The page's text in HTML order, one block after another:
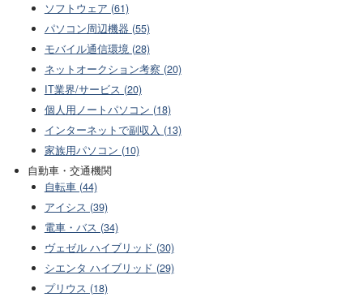
ソフトウェア (61)
パソコン周辺機器 (55)
モバイル通信環境 (28)
ネットオークション考察 (20)
IT業界/サービス (20)
個人用ノートパソコン (18)
インターネットで副収入 (13)
家族用パソコン (10)
自動車・交通機関
自転車 (44)
アイシス (39)
電車・バス (34)
ヴェゼル ハイブリッド (30)
シエンタ ハイブリッド (29)
プリウス (18)